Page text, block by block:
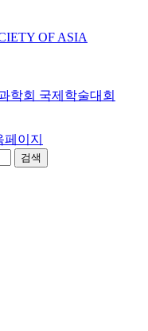
OF ASIA
학회 국제학술대회
페이지
검색